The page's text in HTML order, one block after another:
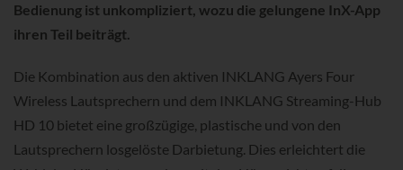
Bedienung ist unkompliziert, wozu die gelungene InX-App
ihren Teil beiträgt.
Die Kombination aus den aktiven INKLANG Ayers Four
Wireless Lautsprechern und dem INKLANG Streaming-Hub
HD 10 bietet eine großzügige, plastische und von den
Lautsprechern losgelöste Darbietung. Dies erleichtert die